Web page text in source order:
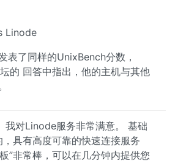
Linode
表了同样的UnixBench分数，
的 回答中指出，他的主机与其他
我对Linode服务非常满意。 基础
具有高度可靠的快速连接服务
”非常棒，可以在几分钟内提供您